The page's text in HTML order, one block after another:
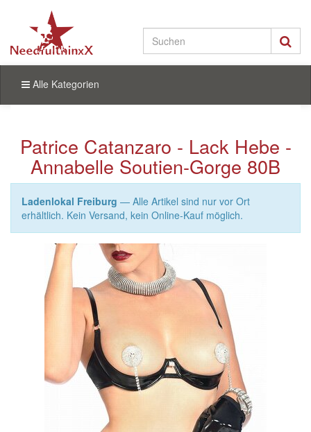
Alle Kategorien
Patrice Catanzaro - Lack Hebe -
Annabelle Soutien-Gorge 80B
Ladenlokal Freiburg — Alle Artikel sind nur vor Ort
erhältlich. Kein Versand, kein Online-Kauf möglich.